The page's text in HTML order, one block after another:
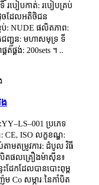
របៀបកាត់: របៀបគ្រប់
ដូចដែលអតិថិជន
ចប់: NUDE ផលិតភាព:
ជញ្ជូន: មហាសមុទ្រ ទី
គត់ផ្គង់: 200sets ។ ..
ប្រភេទ
CE, ISO លក្ខខណ្ឌ:
តាមតម្រូវការ: ដំបូល វិធី
លិតផលគ្រឿងម៉ាស៊ីន៖
ះដែកដែលបានបោះពុម្ព
Co សម្ភារៈនៃកាំបិត